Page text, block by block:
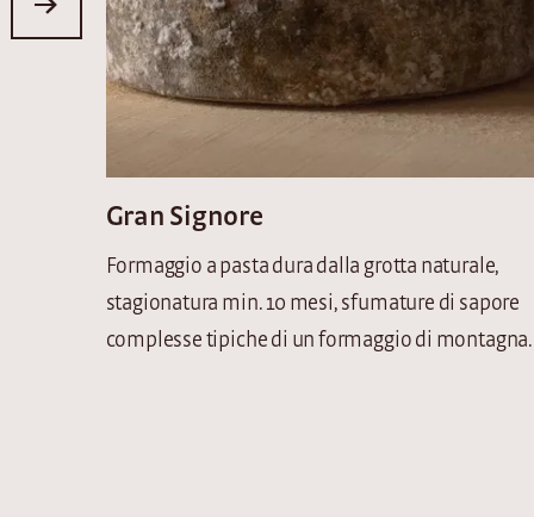
Gran Signore
Formaggio a pasta dura dalla grotta naturale,
stagionatura min. 10 mesi, sfumature di sapore
complesse tipiche di un formaggio di montagna.